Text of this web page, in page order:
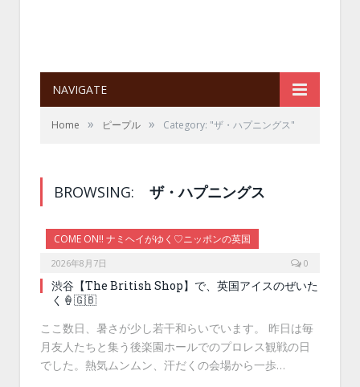
NAVIGATE
Home » ピープル » Category: "ザ・ハプニングス"
BROWSING: ザ・ハプニングス
COME ON!! ナミヘイがゆく♡ニッポンの英国
2026年8月7日 0
渋谷【The British Shop】で、英国アイスのぜいた
く🍦🇬🇧
ここ数日、暑さが少し若干和らいでいます。 昨日は毎
月友人たちと集う後楽園ホールでのプロレス観戦の日
でした。熱気ムンムン、汗だくの会場から一歩…